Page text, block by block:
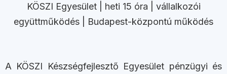
KÖSZI Egyesület | heti 15 óra | vállalkozói
együttműködés | Budapest-központú működés
A KÖSZI Készségfejlesztő Egyesület pénzügyi és